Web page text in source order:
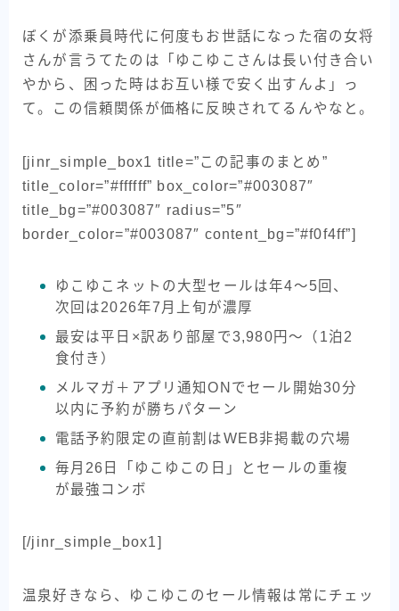
ぼくが添乗員時代に何度もお世話になった宿の女将
さんが言うてたのは「ゆこゆこさんは長い付き合い
やから、困った時はお互い様で安く出すんよ」っ
て。この信頼関係が価格に反映されてるんやなと。
[jinr_simple_box1 title=”この記事のまとめ”
title_color=”#ffffff” box_color=”#003087″
title_bg=”#003087″ radius=”5″
border_color=”#003087″ content_bg=”#f0f4ff”]
ゆこゆこネットの大型セールは年4〜5回、
次回は2026年7月上旬が濃厚
最安は平日×訳あり部屋で3,980円〜（1泊2
食付き）
メルマガ＋アプリ通知ONでセール開始30分
以内に予約が勝ちパターン
電話予約限定の直前割はWEB非掲載の穴場
毎月26日「ゆこゆこの日」とセールの重複
が最強コンボ
[/jinr_simple_box1]
温泉好きなら、ゆこゆこのセール情報は常にチェッ